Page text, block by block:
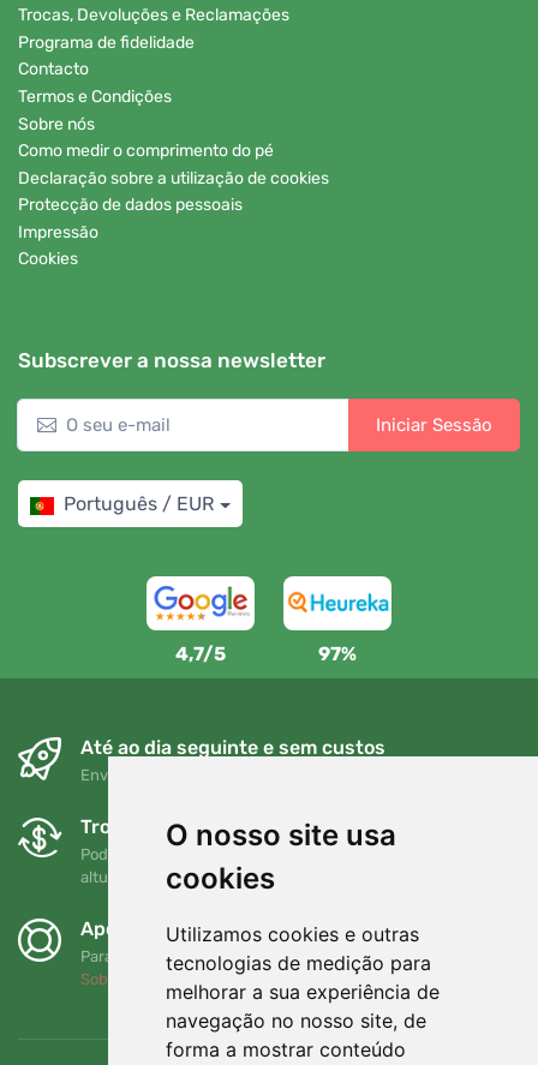
O nosso site usa
cookies
Utilizamos cookies e outras
tecnologias de medição para
melhorar a sua experiência de
navegação no nosso site, de
forma a mostrar conteúdo
Trocas, Devoluções e Reclamações
Programa de fidelidade
Contacto
Termos e Condições
Sobre nós
Como medir o comprimento do pé
Declaração sobre a utilização de cookies
Protecção de dados pessoais
Impressão
Cookies
Subscrever a nossa newsletter
Iniciar Sessão
Português / EUR
4,7/5 97%
Até ao dia seguinte e sem custos
Envio gratuito para encomendas superiores a 80 EUR
Trocas e devoluções gratuitas
Pode devolver ou trocar a sua encomenda em qualquer
altura no prazo de 90 dias
Apoiamos a Trees.org
Para cada encomenda plantamos uma árvore! Leia mais
Sobre nós